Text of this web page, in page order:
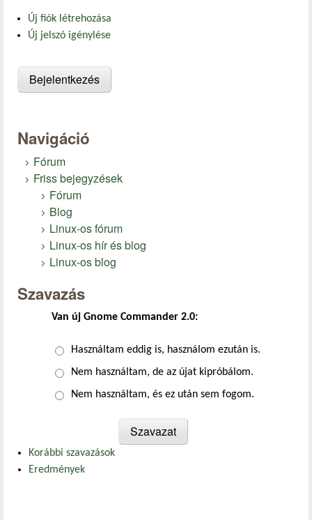
Új fiók létrehozása
Új jelszó igénylése
Navigáció
Fórum
Friss bejegyzések
Fórum
Blog
Linux-os fórum
Linux-os hír és blog
Linux-os blog
Szavazás
Van új Gnome Commander 2.0:
Választások
Használtam eddig is, használom ezután is.
Nem használtam, de az újat kipróbálom.
Nem használtam, és ez után sem fogom.
Korábbi szavazások
Eredmények